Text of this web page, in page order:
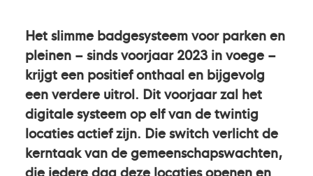
Het slimme badgesysteem voor parken en
pleinen – sinds voorjaar 2023 in voege –
krijgt een positief onthaal en bijgevolg
een verdere uitrol. Dit voorjaar zal het
digitale systeem op elf van de twintig
locaties actief zijn. Die switch verlicht de
kerntaak van de gemeenschapswachten,
die iedere dag deze locaties openen en